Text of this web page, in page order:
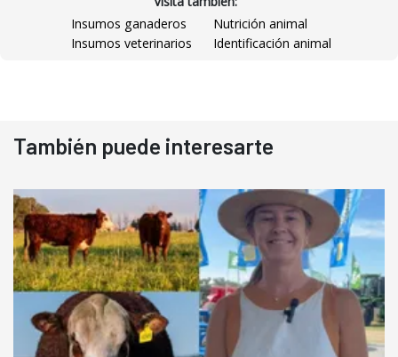
Insumos ganaderos
Nutrición animal
Insumos veterinarios
Identificación animal
También puede interesarte